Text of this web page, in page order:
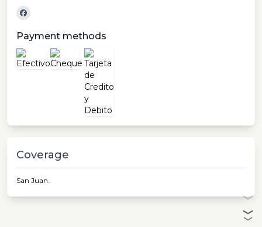
Payment methods
Coverage
San Juan.